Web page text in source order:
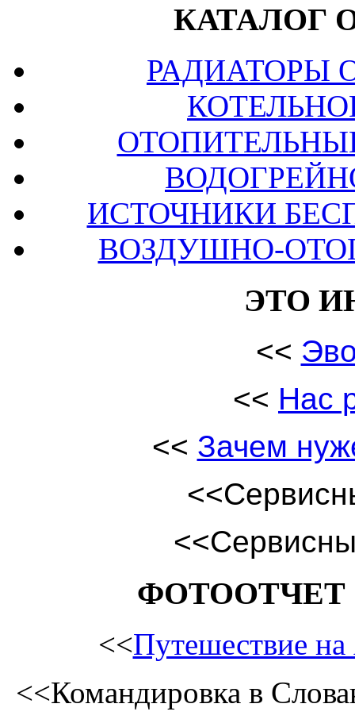
КАТАЛОГ
РАДИАТОРЫ
ИСТОЧНИКИ
ВОЗДУШНО-
ЭТО
<<
<< Нас
<< Зачем
<<
<<Путешествие
<<Командировка в